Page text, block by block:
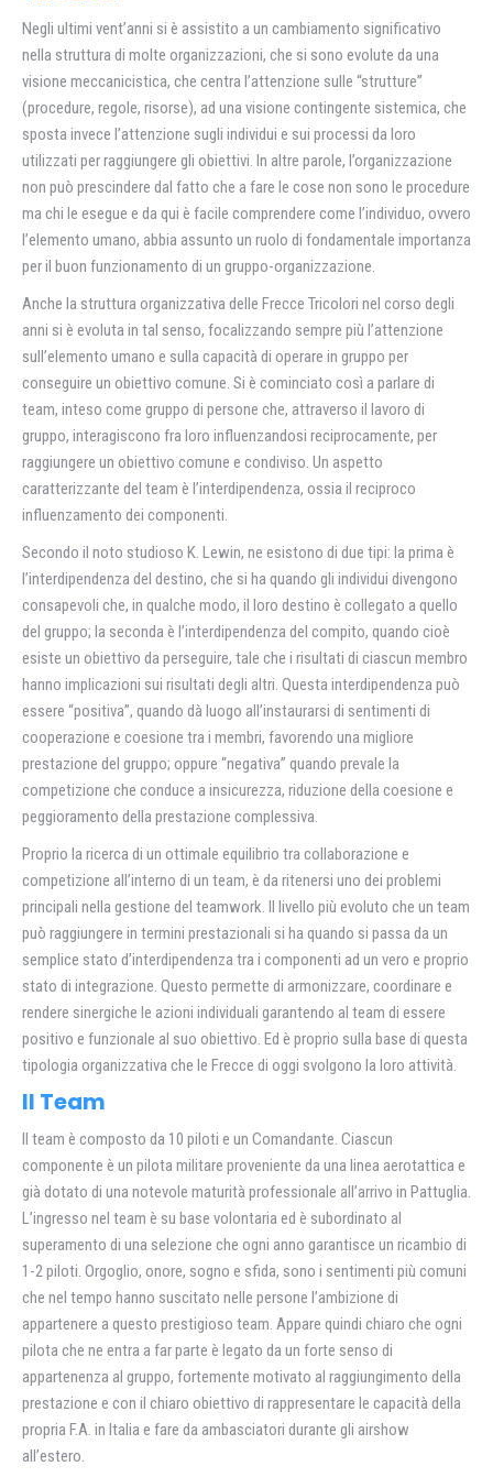
Negli ultimi vent’anni si è assistito a un cambiamento significativo
nella struttura di molte organizzazioni, che si sono evolute da una
visione meccanicistica, che centra l’attenzione sulle “strutture”
(procedure, regole, risorse), ad una visione contingente sistemica, che
sposta invece l’attenzione sugli individui e sui processi da loro
utilizzati per raggiungere gli obiettivi. In altre parole, l’organizzazione
non può prescindere dal fatto che a fare le cose non sono le procedure
ma chi le esegue e da qui è facile comprendere come l’individuo, ovvero
l’elemento umano, abbia assunto un ruolo di fondamentale importanza
per il buon funzionamento di un gruppo-organizzazione.
Anche la struttura organizzativa delle Frecce Tricolori nel corso degli
anni si è evoluta in tal senso, focalizzando sempre più l’attenzione
sull’elemento umano e sulla capacità di operare in gruppo per
conseguire un obiettivo comune. Si è cominciato così a parlare di
team, inteso come gruppo di persone che, attraverso il lavoro di
gruppo, interagiscono fra loro influenzandosi reciprocamente, per
raggiungere un obiettivo comune e condiviso. Un aspetto
caratterizzante del team è l’interdipendenza, ossia il reciproco
influenzamento dei componenti.
Secondo il noto studioso K. Lewin, ne esistono di due tipi: la prima è
l’interdipendenza del destino, che si ha quando gli individui divengono
consapevoli che, in qualche modo, il loro destino è collegato a quello
del gruppo; la seconda è l’interdipendenza del compito, quando cioè
esiste un obiettivo da perseguire, tale che i risultati di ciascun membro
hanno implicazioni sui risultati degli altri. Questa interdipendenza può
essere “positiva”, quando dà luogo all’instaurarsi di sentimenti di
cooperazione e coesione tra i membri, favorendo una migliore
prestazione del gruppo; oppure “negativa” quando prevale la
competizione che conduce a insicurezza, riduzione della coesione e
peggioramento della prestazione complessiva.
Proprio la ricerca di un ottimale equilibrio tra collaborazione e
competizione all’interno di un team, è da ritenersi uno dei problemi
principali nella gestione del teamwork. Il livello più evoluto che un team
può raggiungere in termini prestazionali si ha quando si passa da un
semplice stato d’interdipendenza tra i componenti ad un vero e proprio
stato di integrazione. Questo permette di armonizzare, coordinare e
rendere sinergiche le azioni individuali garantendo al team di essere
positivo e funzionale al suo obiettivo. Ed è proprio sulla base di questa
tipologia organizzativa che le Frecce di oggi svolgono la loro attività.
Il Team
Il team è composto da 10 piloti e un Comandante. Ciascun
componente è un pilota militare proveniente da una linea aerotattica e
già dotato di una notevole maturità professionale all’arrivo in Pattuglia.
L’ingresso nel team è su base volontaria ed è subordinato al
superamento di una selezione che ogni anno garantisce un ricambio di
1-2 piloti. Orgoglio, onore, sogno e sfida, sono i sentimenti più comuni
che nel tempo hanno suscitato nelle persone l’ambizione di
appartenere a questo prestigioso team. Appare quindi chiaro che ogni
pilota che ne entra a far parte è legato da un forte senso di
appartenenza al gruppo, fortemente motivato al raggiungimento della
prestazione e con il chiaro obiettivo di rappresentare le capacità della
propria F.A. in Italia e fare da ambasciatori durante gli airshow
all’estero.